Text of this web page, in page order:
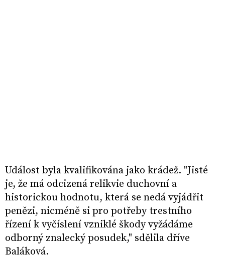
Událost byla kvalifikována jako krádež. "Jisté
je, že má odcizená relikvie duchovní a
historickou hodnotu, která se nedá vyjádřit
penězi, nicméně si pro potřeby trestního
řízení k vyčíslení vzniklé škody vyžádáme
odborný znalecký posudek," sdělila dříve
Baláková.